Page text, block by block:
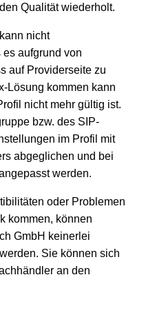
Qualität wiederholt.
nicht
aufgrund von
auf Providerseite zu
Lösung kommen kann
nicht mehr gültig ist.
bzw. des SIP-
im Profil mit
abgeglichen und bei
werden.
oder Problemen
kommen, können
GmbH keinerlei
Sie können sich
an den